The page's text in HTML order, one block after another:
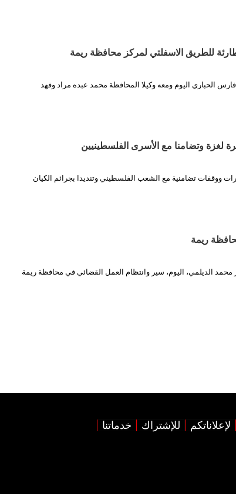
للطريق الاسفلتي لمركز محافظة ريمة
الحباري اليوم ومعه وكيلا المحافظة محمد عبده مراد وفهد
وتضامنا مع الأسرى الفلسطينيين
ووقفات تضامنية مع الشعب الفلسطيني وتنديدا بجرائم الكيان
ريمة
محمد الديلمي، اليوم، سير وانتظام العمل القضائي في محافظة ريمة
لإعلاناتكم للإشتراك
خدماتنا